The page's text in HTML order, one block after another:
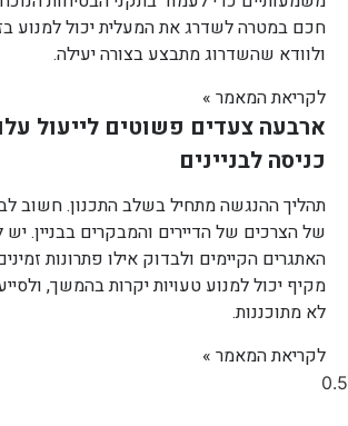
חכם במטרה לשדרג את המעלית יכול למנוע
ולוודא שהשדרוג מתבצע בצורה יעילה.
לקריאת המאמר »
ארבעה צעדים פשוטים לייעול
כניסה לבניינים
תהליך ההנגשה מתחיל בשלב התכנון. חשוב
של הצרכים של הדיירים והמבקרים בבניין. יש
האתגרים הקיימים ולבדוק אילו פתרונות
מקיף יכול למנוע טעויות יקרות בהמשך,
לא מתוכננות.
לקריאת המאמר »